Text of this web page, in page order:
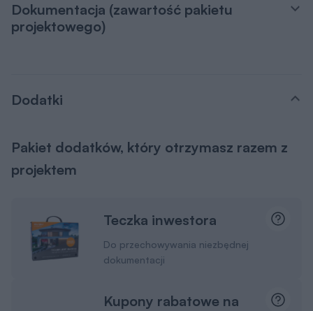
Dokumentacja (zawartość pakietu
projektowego)
Dodatki
Pakiet dodatków, który otrzymasz razem z
projektem
Teczka inwestora
Do przechowywania niezbędnej
dokumentacji
Kupony rabatowe na